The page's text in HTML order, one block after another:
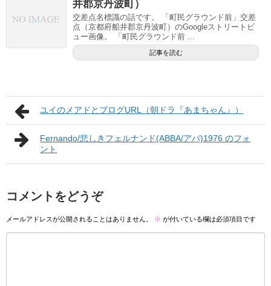
井郡京丹波町）
交差点名標識の話です。 「町民グラウンド前」交差
点（京都府船井郡京丹波町）のGoogleストリートビ
ュー画像。 「町民グラウンド前 ...
記事を読む
ユイのメアドとブログURL（朝ドラ『あまちゃん』）
Fernando/悲しきフェルナンド(ABBA/アバ)1976 のフォ
ント
コメントをどうぞ
メールアドレスが公開されることはありません。 ※ が付いている欄は必須項目です